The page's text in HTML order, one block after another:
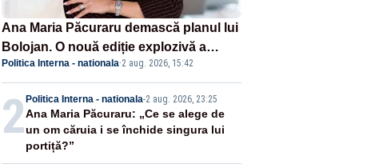
Ana Maria Păcuraru demască planul lui
Bolojan. O nouă ediție explozivă a
emisiunii „Miza Zilei” la Realitatea
PLUS
Politica Interna - nationala·2 aug. 2026, 15:42
2 Politica Interna - nationala-2 aug. 2026, 23:25
Ana Maria Păcuraru: „Ce se alege de
un om căruia i se închide singura lui
portiță?”